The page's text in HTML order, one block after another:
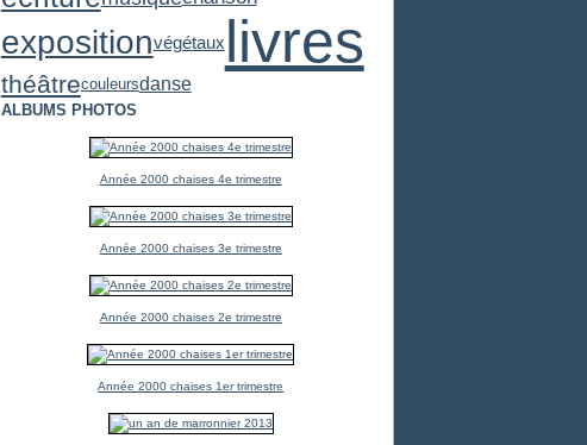
expositionvégétauxlivres
théâtrecouleursdanse
ALBUMS PHOTOS
Année 2000 chaises 4e trimestre
Année 2000 chaises 3e trimestre
Année 2000 chaises 2e trimestre
Année 2000 chaises 1er trimestre